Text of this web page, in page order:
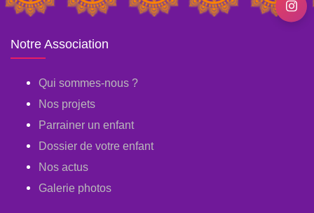
Notre Association
Qui sommes-nous ?
Nos projets
Parrainer un enfant
Dossier de votre enfant
Nos actus
Galerie photos